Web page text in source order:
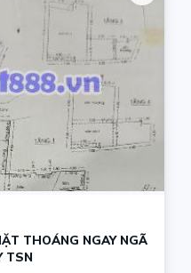
THOÁNG NGAY NGÃ
TSN